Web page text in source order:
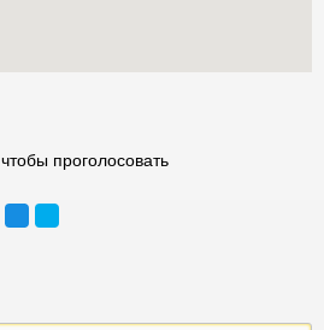
чтобы проголосовать